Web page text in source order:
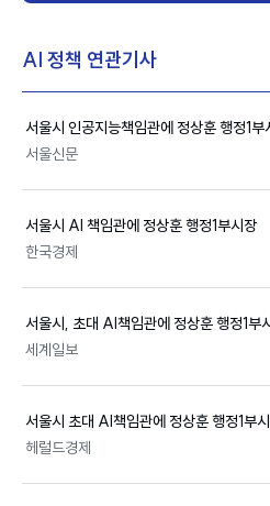
AI 정책 연관기사
서울시 인공지능책임관에 정상훈 행정1부
서울신문
서울시 AI 책임관에 정상훈 행정1부시장
한국경제
서울시, 초대 AI책임관에 정상훈 행정1부
세계일보
서울시 초대 AI책임관에 정상훈 행정1부
헤럴드경제